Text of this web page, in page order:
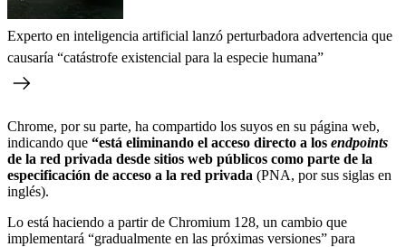
Experto en inteligencia artificial lanzó perturbadora advertencia que
causaría “catástrofe existencial para la especie humana”
Chrome, por su parte, ha compartido los suyos en su página web,
indicando que “está eliminando el acceso directo a los endpoints
de la red privada desde sitios web públicos como parte de la
especificación de acceso a la red privada (PNA, por sus siglas en
inglés).
Lo está haciendo a partir de Chromium 128, un cambio que
implementará “gradualmente en las próximas versiones” para